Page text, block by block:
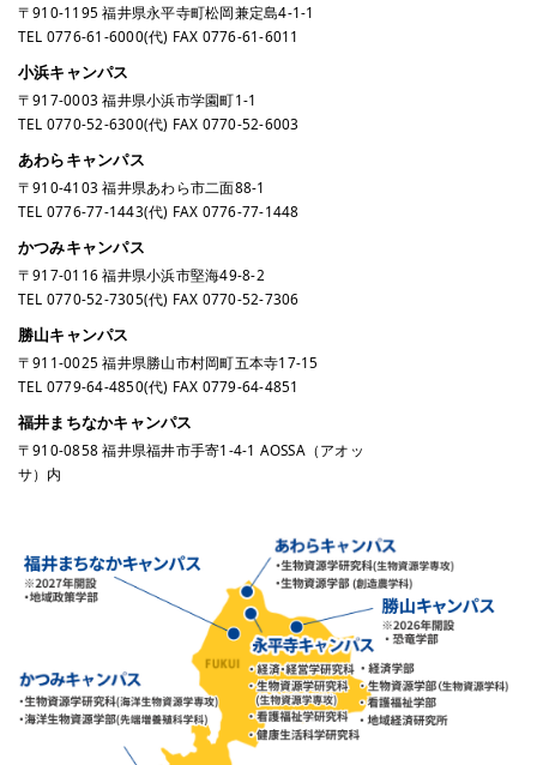
〒910-1195 福井県永平寺町松岡兼定島4-1-1
TEL 0776-61-6000(代) FAX 0776-61-6011
小浜キャンパス
〒917-0003 福井県小浜市学園町1-1
TEL 0770-52-6300(代) FAX 0770-52-6003
あわらキャンパス
〒910-4103 福井県あわら市二面88-1
TEL 0776-77-1443(代) FAX 0776-77-1448
かつみキャンパス
〒917-0116 福井県小浜市堅海49-8-2
TEL 0770-52-7305(代) FAX 0770-52-7306
勝山キャンパス
〒911-0025 福井県勝山市村岡町五本寺17-15
TEL 0779-64-4850(代) FAX 0779-64-4851
福井まちなかキャンパス
〒910-0858 福井県福井市手寄1-4-1 AOSSA（アオッ
サ）内